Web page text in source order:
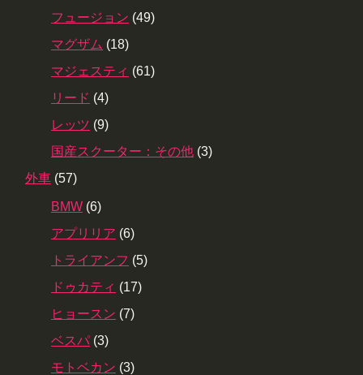
フュージョン (49)
マグザム (18)
マジェスティ (61)
リード (4)
レッツ (9)
国産スクーター：その他 (3)
外車 (57)
BMW (6)
アプリリア (6)
トライアンフ (5)
ドゥカティ (17)
ヒョースン (7)
ベスパ (3)
モトベカン (3)